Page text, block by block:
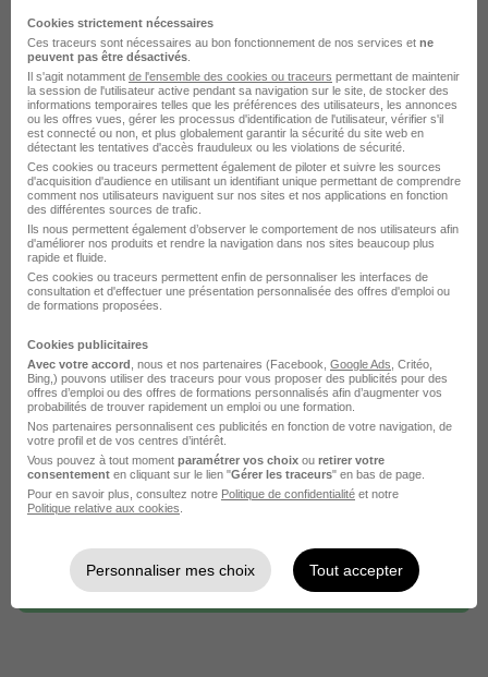
Élargissez votre recherche deChef de protocole
funéraire
Acadomia
Entreprise Acadomia
Emploi Chef de protocole funéraire
Entreprise Chef de protocole funéraire
DÉPOSEZ VOTRE CV
Rendez votre CV accessible à l’ensemble des
recruteurs de la CVthèque Hellowork.
Rendre mon CV visible
Cookies strictement nécessaires
Ces traceurs sont nécessaires au bon fonctionnement de nos services et ne
peuvent pas être désactivés
Il s'agit notamment de l'ensemble des cookies ou traceurs permettant de maintenir
la session de l'utilisateur active pendant sa navigation sur le site, de stocker des
informations temporaires telles que les préférences des utilisateurs, les annonces
ou les offres vues, gérer les processus d'identification de l'utilisateur, vérifier s'il
est connecté ou non, et plus globalement garantir la sécurité du site web en
détectant les tentatives d'accès frauduleux ou les violations de sécurité.
Ces cookies ou traceurs permettent également de piloter et suivre les sources
d'acquisition d'audience en utilisant un identifiant unique permettant de comprendre
comment nos utilisateurs naviguent sur nos sites et nos applications en fonction
des différentes sources de trafic.
Ils nous permettent également d’observer le comportement de nos utilisateurs afin
d'améliorer nos produits et rendre la navigation dans nos sites beaucoup plus
rapide et fluide.
Ces cookies ou traceurs permettent enfin de personnaliser les interfaces de
consultation et d'effectuer une présentation personnalisée des offres d'emploi ou
de formations proposées.
Cookies publicitaires
Avec votre accord , nous et nos partenaires (Facebook, Google Ads , Critéo,
Bing,) pouvons utiliser des traceurs pour vous proposer des publicités pour des
offres d’emploi ou des offres de formations personnalisés afin d’augmenter vos
probabilités de trouver rapidement un emploi ou une formation.
Nos partenaires personnalisent ces publicités en fonction de votre navigation, de
votre profil et de vos centres d’intérêt.
Vous pouvez à tout moment paramétrer vos choix ou retirer votre
consentement en cliquant sur le lien "Gérer les traceurs" en bas de page.
Pour en savoir plus, consultez notre Politique de confidentialité et notre
Politique relative aux cookies
Personnaliser mes choix Tout accepter